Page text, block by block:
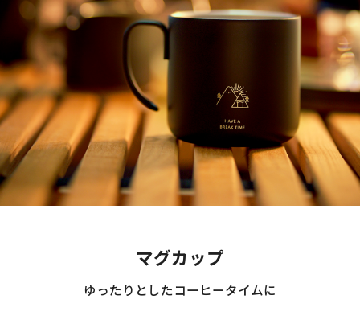
マグカップ
ゆったりとしたコーヒータイムに